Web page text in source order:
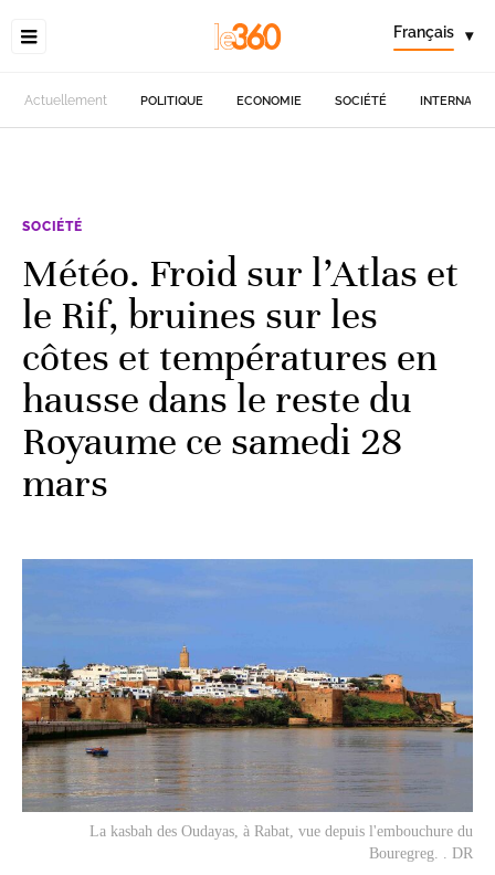
Français ▾
Actuellement POLITIQUE ECONOMIE SOCIÉTÉ
SOCIÉTÉ
Météo. Froid sur l’Atlas et
le Rif, bruines sur les
côtes et températures en
hausse dans le reste du
Royaume ce samedi 28
mars
La kasbah des Oudayas, à Rabat, vue depuis l'embouchure du
Bouregreg. . DR